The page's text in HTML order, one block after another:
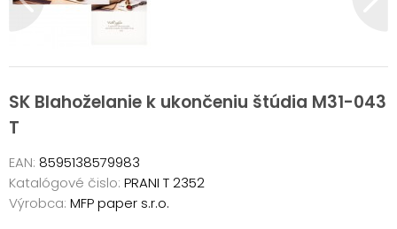
SK Blahoželanie k ukončeniu štúdia M31-043
T
EAN: 8595138579983
Katalógové čislo: PRANI T 2352
Výrobca: MFP paper s.r.o.